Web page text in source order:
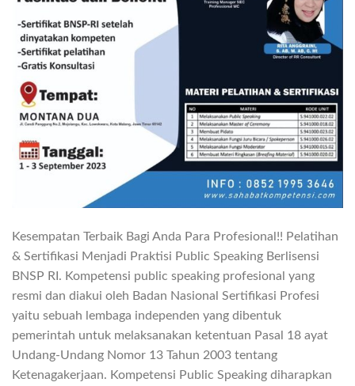
Kesempatan Terbaik Bagi Anda Para Profesional!! Pelatihan
& Sertifikasi Menjadi Praktisi Public Speaking Berlisensi
BNSP RI. Kompetensi public speaking profesional yang
resmi dan diakui oleh Badan Nasional Sertifikasi Profesi
yaitu sebuah lembaga independen yang dibentuk
pemerintah untuk melaksanakan ketentuan Pasal 18 ayat
Undang-Undang Nomor 13 Tahun 2003 tentang
Ketenagakerjaan. Kompetensi Public Speaking diharapkan